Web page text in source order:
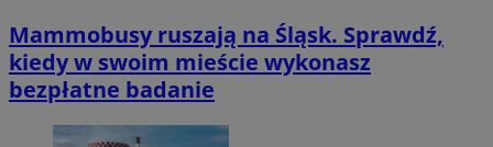
Mammobusy ruszają na Śląsk. Sprawdź,
kiedy w swoim mieście wykonasz
bezpłatne badanie